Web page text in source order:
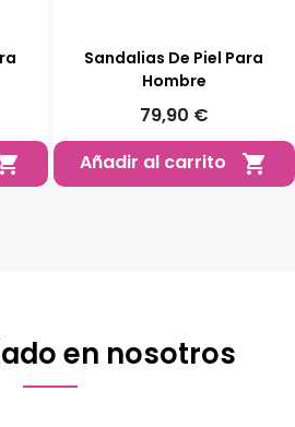
Sandalias De Piel Para
Hombre
79,90 €
Añadir al carrito

en nosotros